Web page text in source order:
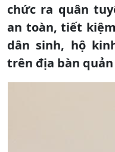
chức ra quân
an toàn, tiết
dân sinh, hộ
trên địa bàn quản